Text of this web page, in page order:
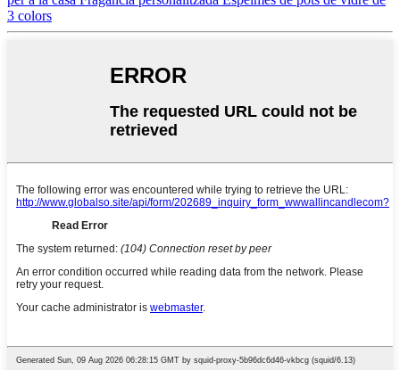
3 colors